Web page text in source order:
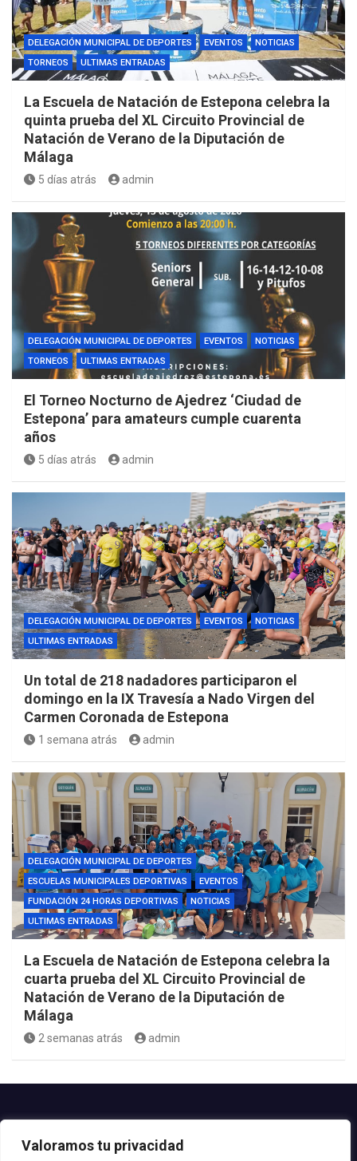
Valoramos tu privacidad
DELEGACIÓN MUNICIPAL DE DEPORTES EVENTOS
NOTICIAS
TORNEOS
ULTIMAS ENTRADAS
La Escuela de Natación de Estepona celebra la
quinta prueba del XL Circuito Provincial de
Natación de Verano de la Diputación de
Málaga
5 días atrás admin
DELEGACIÓN MUNICIPAL DE DEPORTES EVENTOS
NOTICIAS
TORNEOS
ULTIMAS ENTRADAS
El Torneo Nocturno de Ajedrez ‘Ciudad de
Estepona’ para amateurs cumple cuarenta
años
5 días atrás admin
DELEGACIÓN MUNICIPAL DE DEPORTES EVENTOS
NOTICIAS
ULTIMAS ENTRADAS
Un total de 218 nadadores participaron el
domingo en la IX Travesía a Nado Virgen del
Carmen Coronada de Estepona
1 semana atrás admin
DELEGACIÓN MUNICIPAL DE DEPORTES
ESCUELAS MUNICIPALES DEPORTIVAS
EVENTOS
FUNDACIÓN 24 HORAS DEPORTIVAS
NOTICIAS
ULTIMAS ENTRADAS
La Escuela de Natación de Estepona celebra la
cuarta prueba del XL Circuito Provincial de
Natación de Verano de la Diputación de
Málaga
2 semanas atrás admin
Teléfono: 952.80.24.44